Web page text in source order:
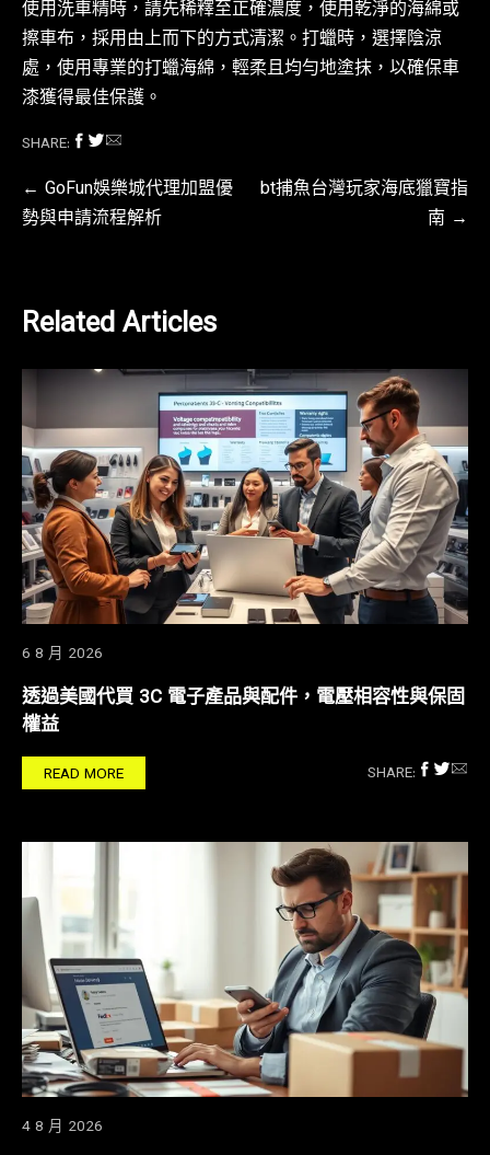
使用洗車精時，請先稀釋至正確濃度，使用乾淨的海綿或
擦車布，採用由上而下的方式清潔。打蠟時，選擇陰涼
處，使用專業的打蠟海綿，輕柔且均勻地塗抹，以確保車
漆獲得最佳保護。
SHARE:
文
章
覽
GoFun娛樂城代理加盟優
勢與申請流程解析
bt捕魚台灣玩家海底獵寶指
南
Related Articles
6 8 月 2026
透過美國代買 3C 電子產品與配件，電壓相容性與保固
權益
READ MORE SHARE:
4 8 月 2026